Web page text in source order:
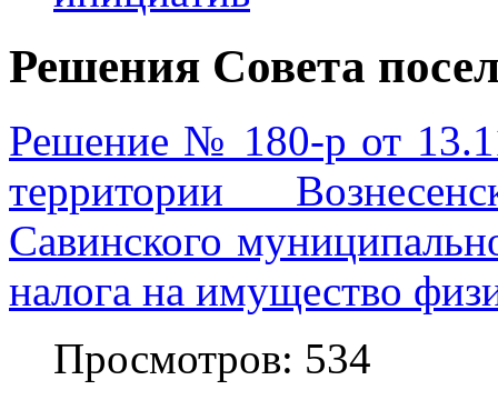
Решения Совета
Решение № 180-р от
территории
Савинского
налога на имущество
Просмотров: 534